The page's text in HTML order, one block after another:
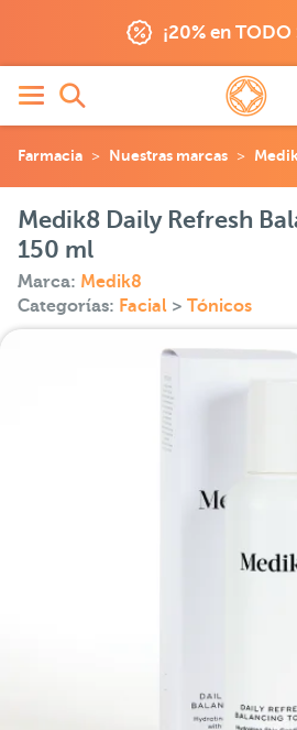
¡20% en
Farmacia Nuestras marcas
Medik8 Daily Refresh
150 ml
Marca: Medik8
Categorías: Facial > Tónicos